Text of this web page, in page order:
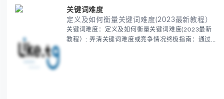
关键词难度
定义及如何衡量关键词难度(2023最新教程）
关键词难度：定义及如何衡量关键词难度(2023最新
教程）: 弄清关键词难度或竞争情况终极指南：通过